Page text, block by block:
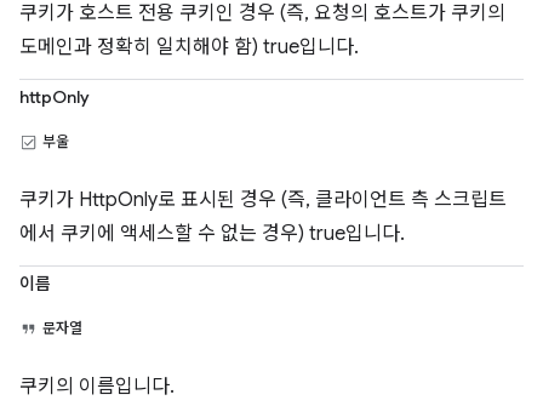
쿠키가 호스트 전용 쿠키인 경우 (즉, 요청의 호스트가 쿠키의
도메인과 정확히 일치해야 함) true입니다.
httpOnly
부울
쿠키가 HttpOnly로 표시된 경우 (즉, 클라이언트 측 스크립트
에서 쿠키에 액세스할 수 없는 경우) true입니다.
이름
문자열
쿠키의 이름입니다.